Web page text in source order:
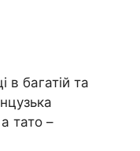
в багатій та
тато –